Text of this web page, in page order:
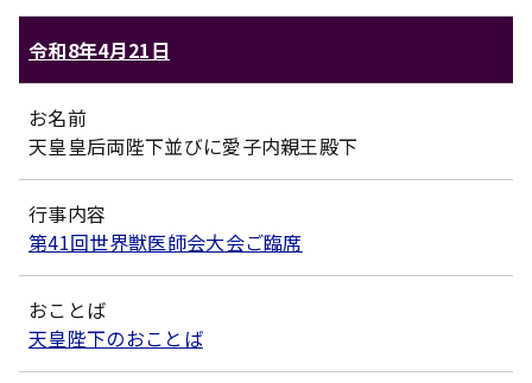
令和8年4月21日
お名前
天皇皇后両陛下並びに愛子内親王殿下
行事内容
第41回世界獣医師会大会ご臨席
おことば
天皇陛下のおことば